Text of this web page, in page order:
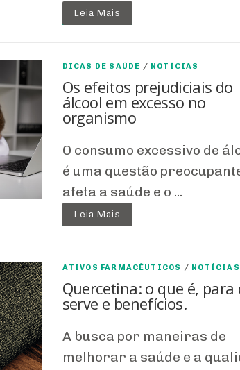
Leia Mais
DICAS DE SAÚDE / NOTÍCIAS
Os efeitos prejudiciais do
álcool em excesso no
organismo
O consumo excessivo de
é uma questão
afeta a saúde e o ...
Leia Mais
ATIVOS FARMACÊUTICOS / NOTÍCIAS
Quercetina: o que é, para
serve e benefícios.
A busca por maneiras de
melhorar a saúde e a